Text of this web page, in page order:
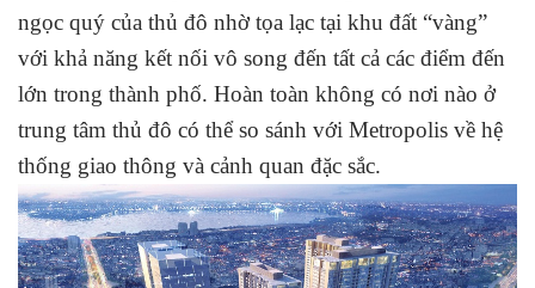
ngọc quý của thủ đô nhờ tọa lạc tại khu đất “vàng”
với khả năng kết nối vô song đến tất cả các điểm đến
lớn trong thành phố. Hoàn toàn không có nơi nào ở
trung tâm thủ đô có thể so sánh với Metropolis về hệ
thống giao thông và cảnh quan đặc sắc.